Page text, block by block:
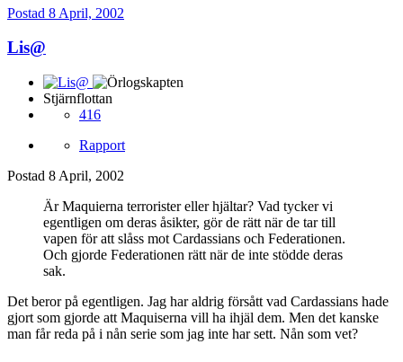
Postad 8 April, 2002
Lis@
Stjärnflottan
416
Rapport
Postad 8 April, 2002
Är Maquierna terrorister eller hjältar? Vad tycker vi
egentligen om deras åsikter, gör de rätt när de tar till
vapen för att slåss mot Cardassians och Federationen.
Och gjorde Federationen rätt när de inte stödde deras
sak.
Det beror på egentligen. Jag har aldrig försått vad Cardassians hade
gjort som gjorde att Maquiserna vill ha ihjäl dem. Men det kanske
man får reda på i nån serie som jag inte har sett. Nån som vet?